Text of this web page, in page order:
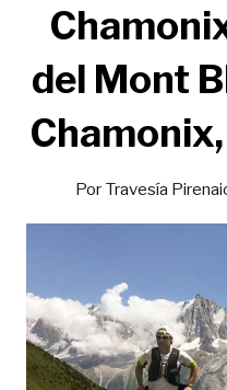
del Mont
Por Travesía